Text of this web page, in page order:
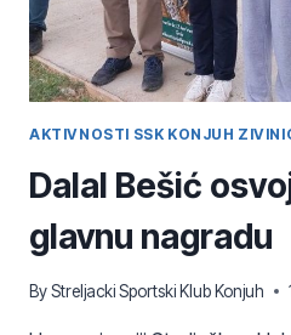
AKTIVNOSTI SSK KONJUH
Dalal Bešić
glavnu nagradu
ByStreljacki Sportski Klub Konjuh